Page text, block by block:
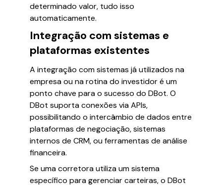
determinado valor, tudo isso
automaticamente.
Integração com sistemas e
plataformas existentes
A integração com sistemas já utilizados na
empresa ou na rotina do investidor é um
ponto chave para o sucesso do DBot. O
DBot suporta conexões via APIs,
possibilitando o intercâmbio de dados entre
plataformas de negociação, sistemas
internos de CRM, ou ferramentas de análise
financeira.
Se uma corretora utiliza um sistema
específico para gerenciar carteiras, o DBot